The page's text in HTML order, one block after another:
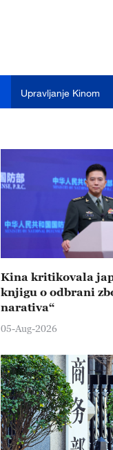
Upravljanje Kinom
Kina kritikovala
knjigu o odbrani
narativa“
05-Aug-2026